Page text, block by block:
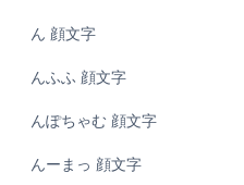
ん 顔文字
んふふ 顔文字
んぽちゃむ 顔文字
んーまっ 顔文字